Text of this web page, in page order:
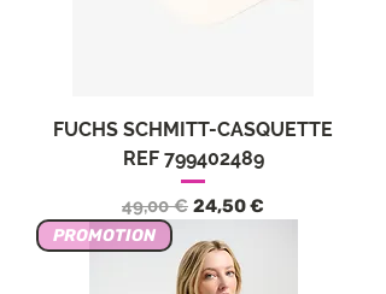
FUCHS SCHMITT-CASQUETTE
REF 799402489
Standardpreis
49,00 € Sale-Preis
24,50 €
PROMOTION